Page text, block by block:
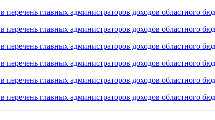
главных администраторов доходов областного
главных администраторов доходов областного
главных администраторов доходов областного
главных администраторов доходов областного
главных администраторов доходов областного
главных администраторов доходов областного